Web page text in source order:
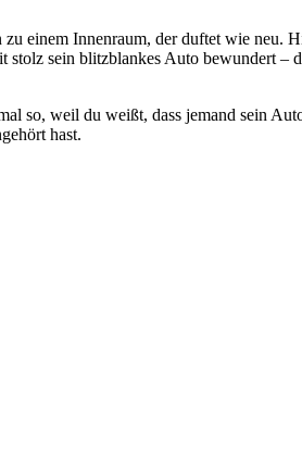
einem Innenraum, der duftet wie neu.
stolz sein blitzblankes Auto bewundert –
so, weil du weißt, dass jemand sein
hast.